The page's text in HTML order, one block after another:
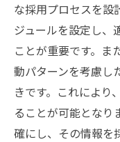
モチベー
求人市場を活
性を探る
求人市場
バイト応
業界・職
な採用プロセスを設
ジュールを設定し、
ことが重要です。ま
動パターンを考慮し
きです。これにより
ることが可能となり
確にし、その情報を